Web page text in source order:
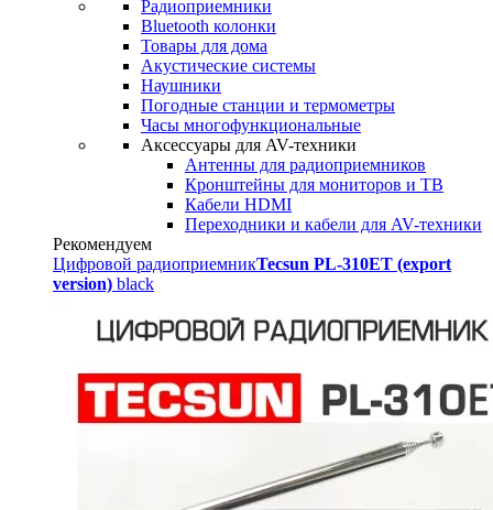
Радиоприемники
Bluetooth колонки
Товары для дома
Акустические системы
Наушники
Погодные станции и термометры
Часы многофункциональные
Аксессуары для AV-техники
Антенны для радиоприемников
Кронштейны для мониторов и ТВ
Кабели HDMI
Переходники и кабели для AV-техники
Рекомендуем
Цифровой радиоприемникTecsun PL-310ET (export
version) black